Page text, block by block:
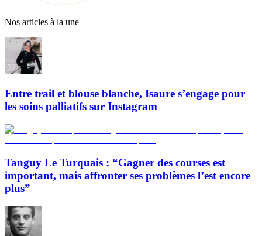
Nos articles à la une
Entre trail et blouse blanche, Isaure s’engage pour
les soins palliatifs sur Instagram
Tanguy Le Turquais : “Gagner des courses est
important, mais affronter ses problèmes l’est encore
plus”